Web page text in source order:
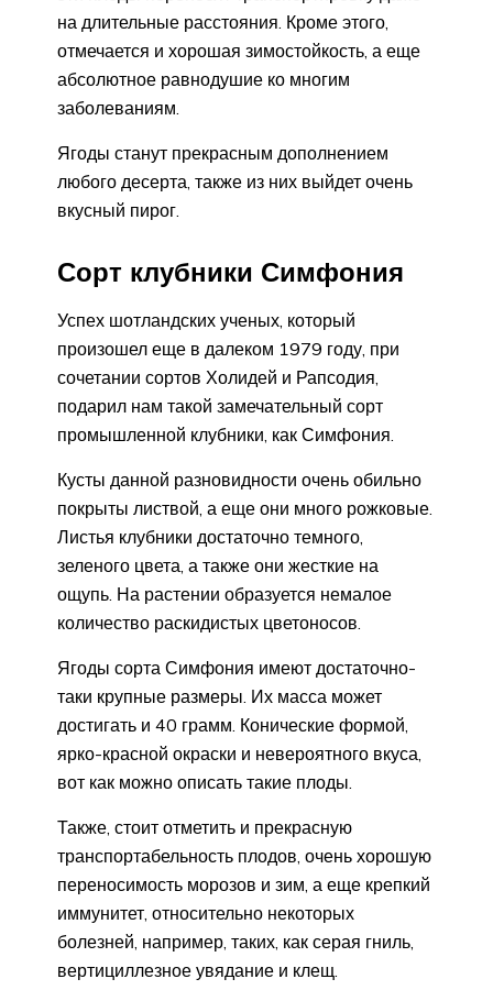
на длительные расстояния. Кроме этого,
отмечается и хорошая зимостойкость, а еще
абсолютное равнодушие ко многим
заболеваниям.
Ягоды станут прекрасным дополнением
любого десерта, также из них выйдет очень
вкусный пирог.
Сорт клубники Симфония
Успех шотландских ученых, который
произошел еще в далеком 1979 году, при
сочетании сортов Холидей и Рапсодия,
подарил нам такой замечательный сорт
промышленной клубники, как Симфония.
Кусты данной разновидности очень обильно
покрыты листвой, а еще они много рожковые.
Листья клубники достаточно темного,
зеленого цвета, а также они жесткие на
ощупь. На растении образуется немалое
количество раскидистых цветоносов.
Ягоды сорта Симфония имеют достаточно-
таки крупные размеры. Их масса может
достигать и 40 грамм. Конические формой,
ярко-красной окраски и невероятного вкуса,
вот как можно описать такие плоды.
Также, стоит отметить и прекрасную
транспортабельность плодов, очень хорошую
переносимость морозов и зим, а еще крепкий
иммунитет, относительно некоторых
болезней, например, таких, как серая гниль,
вертициллезное увядание и клещ.